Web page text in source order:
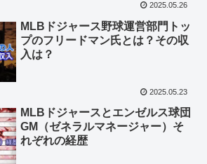
2025.05.26
MLBドジャース野球運営部門トッ
プのフリードマン氏とは？その収
入は？
2025.05.23
MLBドジャースとエンゼルス球団
GM（ゼネラルマネージャー）そ
れぞれの経歴